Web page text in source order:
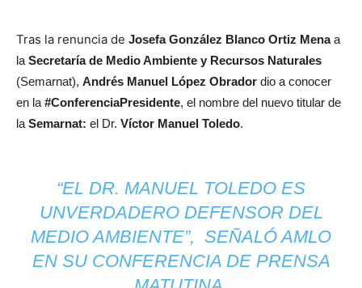
Tras la renuncia de Josefa González Blanco Ortiz Menaa
la Secretaría de Medio Ambiente y Recursos Naturales
(Semarnat), Andrés Manuel López Obrador dio a conocer
en la #ConferenciaPresidente, el nombre del nuevo titular de
la Semarnat: el Dr. Víctor Manuel Toledo.
“EL DR. MANUEL TOLEDO ES
UNVERDADERO DEFENSOR DEL
MEDIO AMBIENTE”, SEÑALÓ AMLO
EN SU CONFERENCIA DE PRENSA